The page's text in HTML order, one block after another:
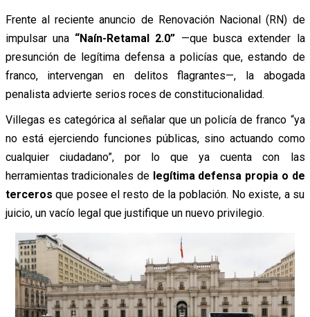
Frente al reciente anuncio de Renovación Nacional (RN) de
impulsar una “Naín-Retamal 2.0” —que busca extender la
presunción de legítima defensa a policías que, estando de
franco, intervengan en delitos flagrantes—, la abogada
penalista advierte serios roces de constitucionalidad.
Villegas es categórica al señalar que un policía de franco “ya
no está ejerciendo funciones públicas, sino actuando como
cualquier ciudadano”, por lo que ya cuenta con las
herramientas tradicionales de legítima defensa propia o de
terceros que posee el resto de la población. No existe, a su
juicio, un vacío legal que justifique un nuevo privilegio.